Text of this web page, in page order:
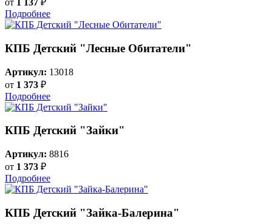
от 1 137 ₽
Подробнее
КПБ Детский "Лесные Обитатели"
Артикул: 13018
от 1 373 ₽
Подробнее
КПБ Детский "Зайки"
Артикул: 8816
от 1 373 ₽
Подробнее
КПБ Детский "Зайка-Балерина"